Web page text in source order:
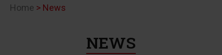
Home > News
NEWS